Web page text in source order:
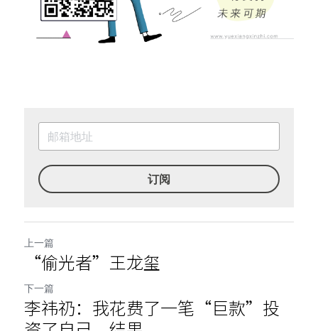
订阅
上一篇
“偷光者”王龙玺
下一篇
李祎礽：我花费了一笔“巨款”投